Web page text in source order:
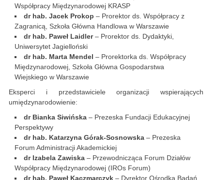
Współpracy Międzynarodowej KRASP
dr hab. Jacek Prokop – Prorektor ds. Współpracy z
Zagranicą, Szkoła Główna Handlowa w Warszawie
dr hab. Paweł Laidler– Prorektor ds. Dydaktyki,
Uniwersytet Jagielloński
dr hab. Marta Mendel – Prorektorka ds. Współpracy
Międzynarodowej, Szkoła Główna Gospodarstwa
Wiejskiego w Warszawie
Eksperci i przedstawiciele organizacji wspierających
umiędzynarodowienie:
dr Bianka Siwińska – Prezeska Fundacji Edukacyjnej
Perspektywy
dr hab. Katarzyna Górak-Sosnowska – Prezeska
Forum Administracji Akademickiej
dr Izabela Zawiska – Przewodnicząca Forum Działów
Współpracy Międzynarodowej (IROs Forum)
dr hab. Paweł Kaczmarczyk – Dyrektor Ośrodka Badań